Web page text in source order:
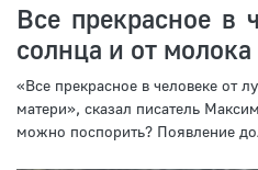
Все прекрасное в
солнца и от молока
«Все прекрасное в человеке от
матери», сказал писатель
можно поспорить? Появление